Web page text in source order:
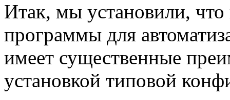
Итак, мы установили, что
программы для
имеет существенные
установкой типовой